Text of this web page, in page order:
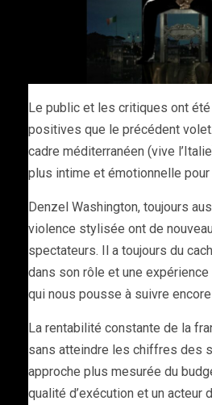
Le public et les critiques ont
positives que le précédent
cadre méditerranéen (vive
plus intime et émotionnelle pour
Denzel Washington, toujours
violence stylisée ont de
spectateurs. Il a toujours du
dans son rôle et une
qui nous pousse à suivre
La rentabilité constante de la
sans atteindre les chiffres des
approche plus mesurée du
qualité d’exécution et un acteur